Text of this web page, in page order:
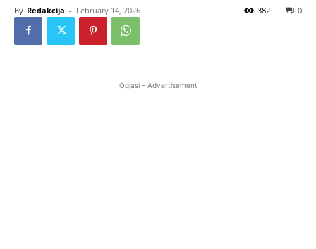
By Redakcija - February 14, 2026 0
382
Oglasi - Advertisement